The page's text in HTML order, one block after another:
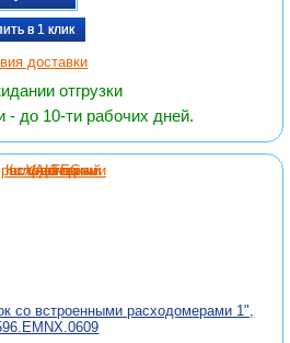
в 1 клик
доставки
отгрузки
- до 10-ти рабочих дней.
со встроенными расходомерами 1",